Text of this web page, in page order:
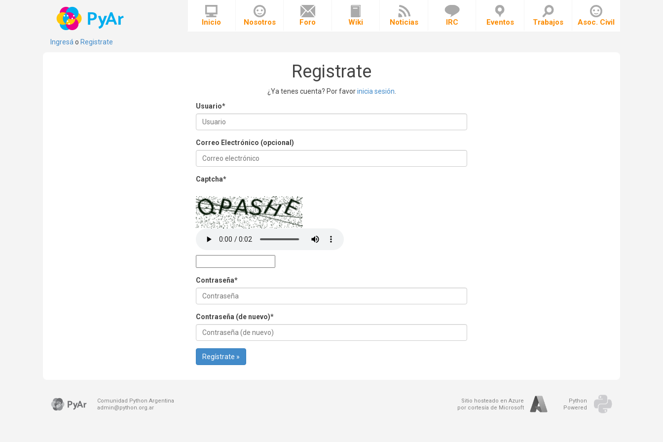
Ingresá o Registrate
Inicio Nosotros Foro Wiki Noticias IRC Eventos Trabajos Asoc. Civil
Registrate
¿Ya tenes cuenta? Por favorinicia sesión
Usuario*
Correo Electrónico (opcional)
Captcha*
Contraseña*
Contraseña (de nuevo)*
Regístrate »
Comunidad Python Argentina
admin@python.org.ar
Sitio hosteado en Azure
por cortesía de Microsoft
Python
Powered